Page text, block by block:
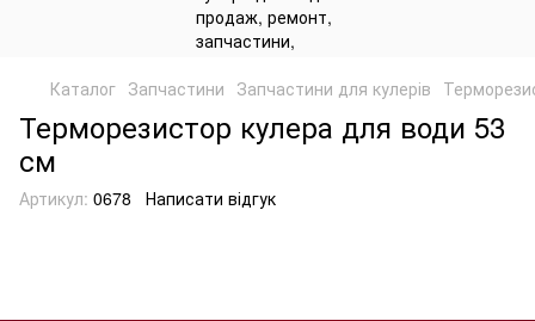
Каталог Запчастини Запчастини для кулерів
Терморезистор кулера для води 53
см
Артикул: 0678 Написати відгук